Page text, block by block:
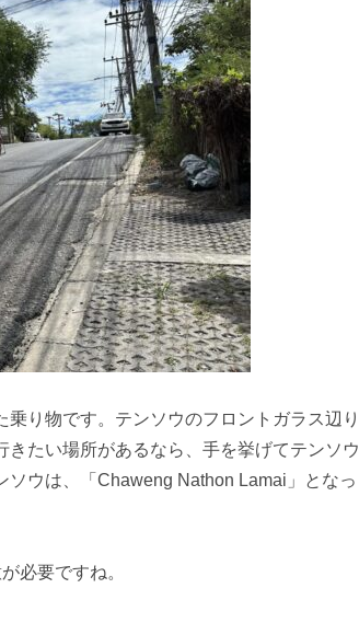
り物です。テンソウのフロントガラス辺り
たい場所があるなら、手を挙げてテンソウ
ウは、「Chaweng Nathon Lamai」となっ
必要ですね。